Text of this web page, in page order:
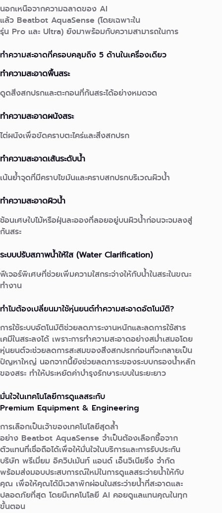
นอกเหนือจากความฉลาดของ AI
แล้ว Beatbot AquaSense (โดยเฉพาะใน
รุ่น Pro และ Ultra) ยังมาพร้อมกับความสามารถในการ
ทำความสะอาดที่ครอบคลุมถึง 5 ด้านในเครื่องเดียว
ทำความสะอาดพื้นสระ
ดูดสิ่งสกปรกและตะกอนที่ก้นสระได้อย่างหมดจด
ทำความสะอาดผนังสระ
ไต่ผนังเพื่อขัดคราบตะไคร่และสิ่งสกปรก
ทำความสะอาดเส้นระดับน้ำ
เน้นย้ำจุดที่มีคราบไขมันและคราบสกปรกบริเวณผิวน้ำ
ทำความสะอาดผิวน้ำ
ช้อนเศษใบไม้หรือฝุ่นละอองที่ลอยอยู่บนผิวน้ำก่อนจะจมลงสู่
ก้นสระ
ระบบปรับสภาพน้ำให้ใส (Water Clarification)
ฟีเจอร์พิเศษที่ช่วยเพิ่มความใสกระจ่างให้กับน้ำในสระในขณะ
ทำงาน
ทำไมต้องเปลี่ยนมาใช้หุ่นยนต์ทำความสะอาดอัตโนมัติ?
การใช้ระบบอัตโนมัติช่วยลดภาระงานหนักและลดการใช้สาร
เคมีในสระลงได้ เพราะการทำความสะอาดอย่างสม่ำเสมอโดย
หุ่นยนต์จะช่วยลดการสะสมของสิ่งสกปรกก่อนที่จะกลายเป็น
ปัญหาใหญ่ นอกจากนี้ยังช่วยลดภาระของระบบกรองน้ำหลัก
ของสระ ทำให้ประหยัดค่าบำรุงรักษาระบบในระยะยาว
มั่นใจในเทคโนโลยีการดูแลสระกับ
Premium Equipment & Engineering
การเลือกเป็นเจ้าของเทคโนโลยีสุดล้ำ
อย่าง Beatbot AquaSense จำเป็นต้องเลือกซื้อจาก
ตัวแทนที่เชื่อถือได้เพื่อให้มั่นใจในบริการและการรับประกัน
บริษัท พรีเมี่ยม อิควิปเม้นท์ แอนด์ เอ็นจิเนียริ่ง จำกัด
พร้อมส่งมอบประสบการณ์ใหม่ในการดูแลสระว่ายน้ำให้กับ
คุณ เพื่อให้คุณได้มีเวลาพักผ่อนในสระว่ายน้ำที่สะอาดและ
ปลอดภัยที่สุด โดยมีเทคโนโลยี AI คอยดูแลแทนคุณในทุก
ขั้นตอน